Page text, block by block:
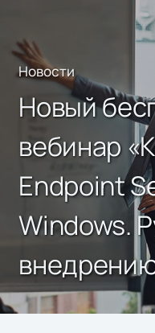
Новости
Новый
вебинар
Endpoint
Windows.